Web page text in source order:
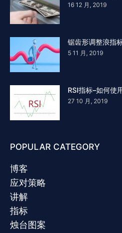
16 12 月, 2019
锯齿形调整浪指
5 11 月, 2019
RSI指标–如何使
27 10 月, 2019
POPULAR CATEGORY
博客
应对策略
讲解
指标
烛台图案